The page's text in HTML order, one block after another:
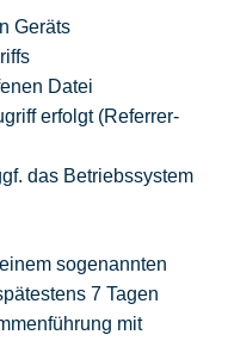
Geräts
Datei
erfolgt (Referrer-
das Betriebssystem
sogenannten
7 Tagen
mit